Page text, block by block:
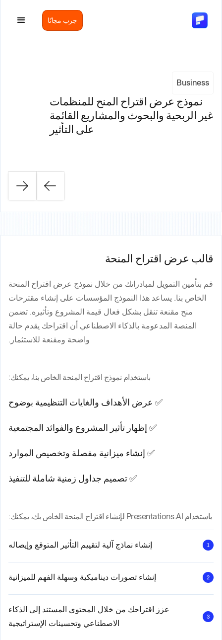
جرب مجانًا
Business
نموذج عرض اقتراح المنح للمنظمات
غير الربحية والبحوث والمشاريع القائمة
على التأثير
قالب عرض اقتراح المنحة
قم بتأمين التمويل لمبادراتك من خلال نموذج عرض اقتراح المنحة
الخاص بنا. يساعد هذا النموذج المؤسسات على إنشاء مقترحات
منح مقنعة تنقل بشكل فعال قيمة المشروع وتأثيره. تضمن
المنصة المدعومة بالذكاء الاصطناعي أن اقتراحك يقدم حالة
واضحة ومقنعة للاستثمار.
باستخدام نموذج اقتراح المنحة الخاص بنا، يمكنك:
✅ عرض الأهداف والغايات التنظيمية بوضوح
✅ إظهار تأثير المشروع والفوائد المجتمعية
✅ إنشاء ميزانية مفصلة وتخصيص الموارد
✅ تصميم جداول زمنية شاملة للتنفيذ
باستخدام Presentations.AI لإنشاء اقتراح المنحة الخاص بك، يمكنك:
1 إنشاء نماذج آلية لتقييم التأثير المتوقع وإيصاله
2 إنشاء تصورات ديناميكية وسهلة الفهم للميزانية
3
عزز اقتراحك من خلال المحتوى المستند إلى الذكاء
الاصطناعي وتحسينات الإستراتيجية